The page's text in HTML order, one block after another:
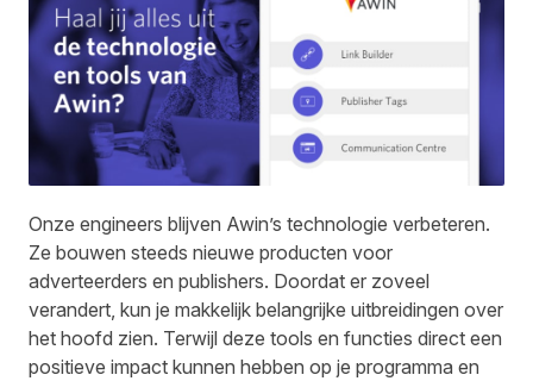
Onze engineers blijven Awin’s technologie verbeteren.
Ze bouwen steeds nieuwe producten voor
adverteerders en publishers. Doordat er zoveel
verandert, kun je makkelijk belangrijke uitbreidingen over
het hoofd zien. Terwijl deze tools en functies direct een
positieve impact kunnen hebben op je programma en